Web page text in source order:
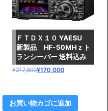
ＦＴＤＸ１０ YAESU
新製品 HF-50MHｚト
ランシーバー 送料込み
¥217,800元
格
¥170,000現
価
お買い物カゴに追加